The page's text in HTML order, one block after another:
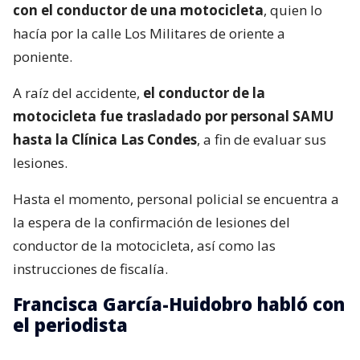
con el conductor de una motocicleta, quien lo
hacía por la calle Los Militares de oriente a
poniente.
A raíz del accidente, el conductor de la
motocicleta fue trasladado por personal SAMU
hasta la Clínica Las Condes, a fin de evaluar sus
lesiones.
Hasta el momento, personal policial se encuentra a
la espera de la confirmación de lesiones del
conductor de la motocicleta, así como las
instrucciones de fiscalía.
Francisca García-Huidobro habló con
el periodista